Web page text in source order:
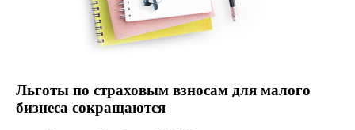
Льготы по страховым взносам для малого
бизнеса сокращаются